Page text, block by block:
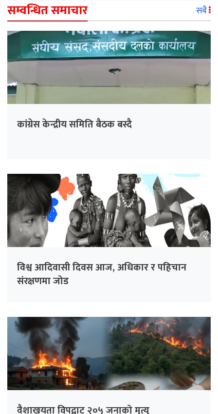
सम्वन्धित समाचार सबै
कांग्रेस केन्द्रीय समिति बैठक बस्दै
विश्व आदिवासी दिवस आज, अधिकार र पहिचान
संरक्षणमा जोड
वैशाखयता विपद्बाट २०५ जनाको मृत्यु